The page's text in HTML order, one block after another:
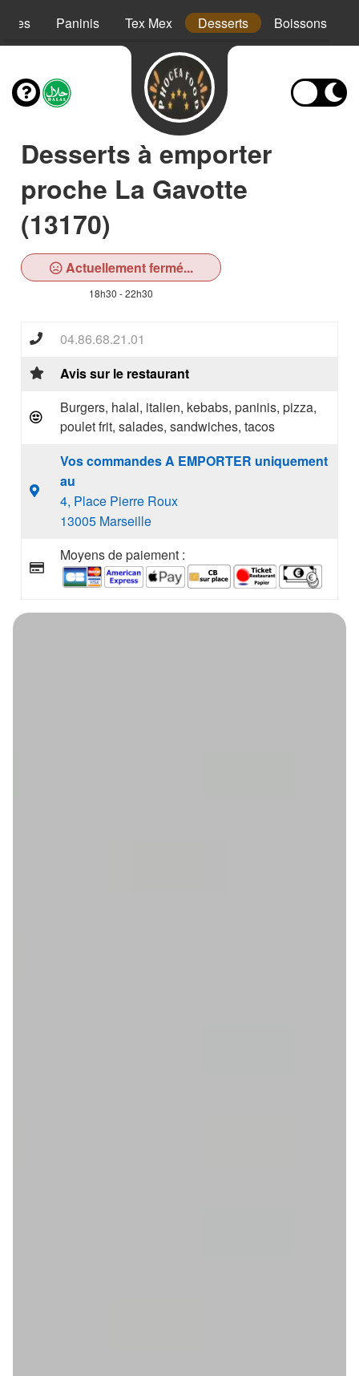
Paninis Tex Mex Desserts Boissons
Desserts à emporter
proche La Gavotte
(13170)
Actuellement fermé...
18h30 - 22h30
04.86.68.21.01
Avis sur le restaurant
Burgers, halal, italien, kebabs, paninis, pizza,
poulet frit, salades, sandwiches, tacos
Vos commandes A EMPORTER uniquement
au
4, Place Pierre Roux
13005 Marseille
Moyens de paiement :